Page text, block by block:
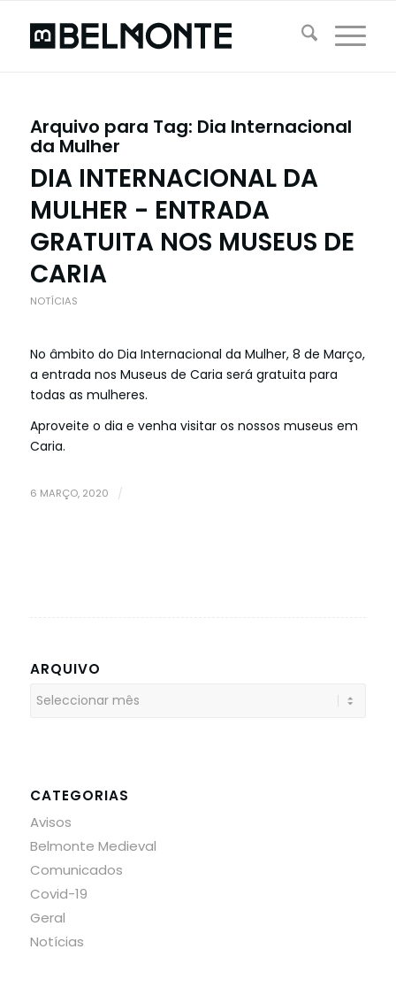
Arquivo para Tag: Dia Internacional
da Mulher
DIA INTERNACIONAL DA
MULHER - ENTRADA
GRATUITA NOS MUSEUS DE
CARIA
NOTÍCIAS
No âmbito do Dia Internacional da Mulher, 8 de Março,
a entrada nos Museus de Caria será gratuita para
todas as mulheres.
Aproveite o dia e venha visitar os nossos museus em
Caria.
6 MARÇO, 2020 /
ARQUIVO
CATEGORIAS
Avisos
Belmonte Medieval
Comunicados
Covid-19
Geral
Notícias